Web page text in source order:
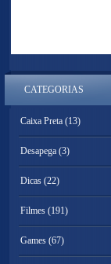
CATEGORIAS
Caixa Preta (13)
Desapega (3)
Dicas (22)
Filmes (191)
Games (67)